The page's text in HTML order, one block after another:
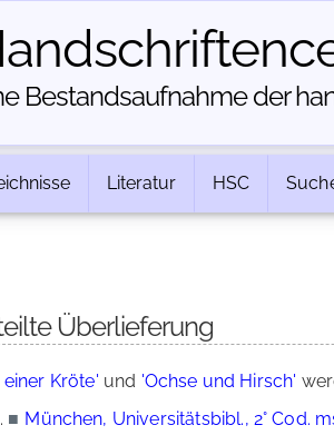
Bestandsaufnahme der
Literatur HSC
Überlieferung
einer Kröte' und 'Ochse und Hirsch'
■ München, Universitätsbibl., 2° Cod.